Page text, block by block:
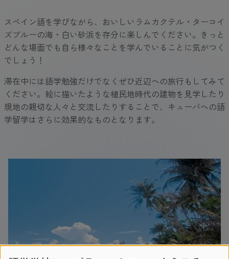
スペイン語を学びながら、おいしいラムカクテル・ターコイ
ズブルーの海・白い砂浜を存分に楽しんでください。きっと
どんな場面でも自ら様々なことを学んでいることに気がつく
でしょう！
滞在中には語学勉強だけでなくぜひ近辺への旅行もしてみて
ください。絵に描いたような植民地時代の建物を見学したり
現地の親切な人々と交流したりすることで、キューバへの語
学留学はさらに効果的なものとなります。